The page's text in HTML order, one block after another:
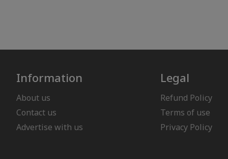
Information
About us
Contact us
Advertise with us
Legal
Refund Policy
Terms of use
Privacy Policy